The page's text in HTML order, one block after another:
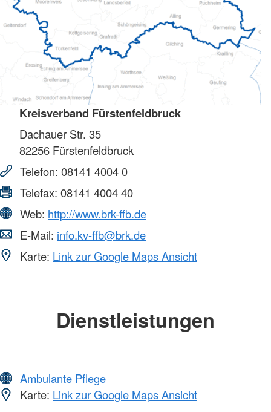
Kreisverband Fürstenfeldbruck
Dachauer Str. 35
82256 Fürstenfeldbruck
Telefon: 08141 4004 0
Telefax: 08141 4004 40
Web: http://www.brk-ffb.de
E-Mail: info.kv-ffb@brk.de
Karte: Link zur Google Maps Ansicht
Dienstleistungen
Ambulante Pflege
Karte: Link zur Google Maps Ansicht